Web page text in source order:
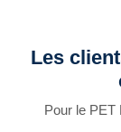
Les
Pour le PET